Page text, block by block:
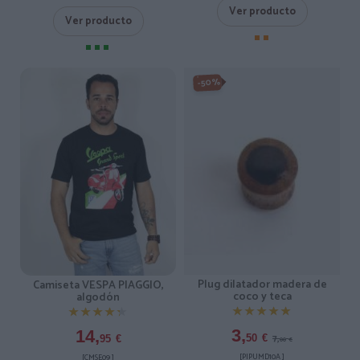
Ver producto
Ver producto
Camiseta VESPA PIAGGIO,
algodón
★★★★★
★★★★★
14,95 €
-50%
Plug dilatador madera de
coco y teca
★★★★★
★★★★★
3,50 € 7,00 €
[PIPUMD10A ]